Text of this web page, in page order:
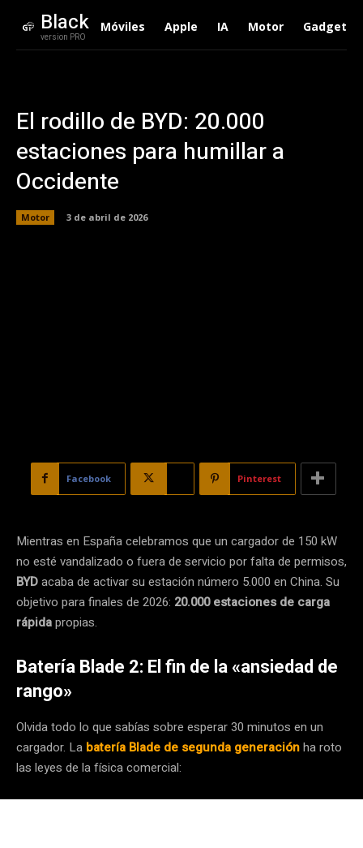
Black
version PRO
Móviles Apple IA Motor Gadgets
El rodillo de BYD: 20.000
estaciones para humillar a
Occidente
Motor 3 de abril de 2026
Facebook Pinterest
Mientras en España celebramos que un cargador de 150 kW
no esté vandalizado o fuera de servicio por falta de permisos,
BYDacaba de activar su estación número 5.000 en China. Su
objetivo para finales de 2026: 20.000 estaciones de carga
rápidapropias.
Batería Blade 2: El fin de la «ansiedad de
rango»
Olvida todo lo que sabías sobre esperar 30 minutos en un
cargador. La batería Blade de segunda generaciónha roto
las leyes de la física comercial: